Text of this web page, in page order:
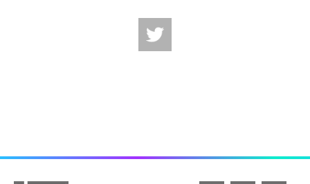
Follow us on Twitter